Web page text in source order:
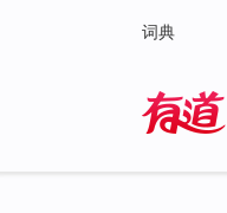
词典